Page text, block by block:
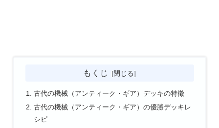
もくじ
古代の機械（アンティーク・ギア）デッキの特徴
古代の機械（アンティーク・ギア）の優勝デッキレ
シピ